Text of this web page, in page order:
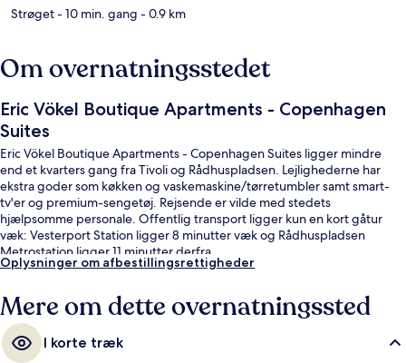
Strøget- 10 min. gang - 0.9 km
Om overnatningsstedet
Eric Vökel Boutique Apartments - Copenhagen
Suites
Eric Vökel Boutique Apartments - Copenhagen Suites ligger mindre
end et kvarters gang fra Tivoli og Rådhuspladsen. Lejlighederne har
ekstra goder som køkken og vaskemaskine/tørretumbler samt smart-
tv'er og premium-sengetøj. Rejsende er vilde med stedets
hjælpsomme personale. Offentlig transport ligger kun en kort gåtur
væk: Vesterport Station ligger 8 minutter væk og Rådhuspladsen
Metrostation ligger 11 minutter derfra.
Oplysninger om afbestillingsrettigheder
Mere om dette overnatningssted
I korte træk